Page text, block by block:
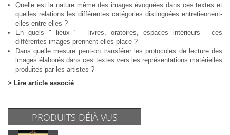
Quelle est la nature même des images évoquées dans ces textes et
quelles relations les différentes catégories distinguées entretiennent-
elles entre elles ?
En quels " lieux " - livres, oratoires, espaces intérieurs - ces
différentes images prennent-elles place ?
Dans quelle mesure peut-on transférer les protocoles de lecture des
images élaborés dans ces textes vers les représentations matérielles
produites par les artistes ?
> Lire article associé
PRODUITS DÉJÀ VUS